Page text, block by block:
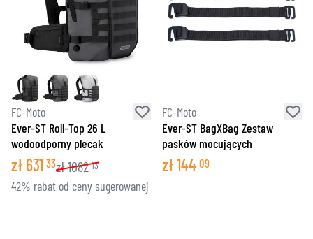
FC-Moto
Ever-ST Roll-Top 26 L
wodoodporny plecak
zł631 33zł1082 13
42% rabat od ceny sugerowanej
FC-Moto
Ever-ST BagXBag Zestaw
pasków mocujących
zł144 09